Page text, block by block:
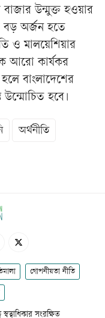
উন্মুক্ত হওয়ার
বড় অর্জন হতে
ও মালয়েশিয়ার
আরো কার্যকর
বাংলাদেশের
উন্মোচিত হবে।
অর্থনীতি
গোপনীয়তা নীতি
সংরক্ষিত